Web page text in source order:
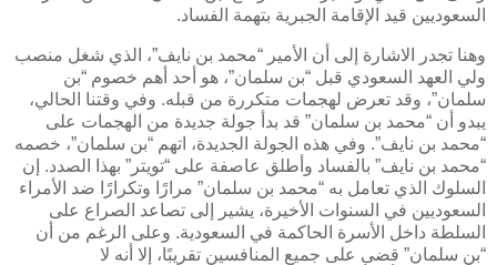
السعوديين قيد الإقامة الجبرية بتهمة الفساد.
وهنا تجدر الاشارة إلى أن الأمير “محمد بن نايف”، الذي شغل منصب
ولي العهد السعودي قبل “بن سلمان”، هو أحد أهم خصوم “بن
سلمان”، وقد تعرض لهجمات متكررة من قبله. وفي وقتنا الحالي،
يبدو أن “محمد بن سلمان” قد بدأ جولة جديدة من الهجمات على
“محمد بن نايف”. وفي هذه الجولة الجديدة، اتهم “بن سلمان”، خصمه
“محمد بن نايف” بالفساد وأطلق عاصفة على “تويتر” بهذا الصدد. إن
السلوك الذي تعامل به “محمد بن سلمان” مرارًا وتكرارًا ضد الأمراء
السعوديين في السنوات الأخيرة، يشير إلى تصاعد الصراع على
السلطة داخل الأسرة الحاكمة في السعودية. وعلى الرغم من أن
“بن سلمان” قضى على جميع المنافسين تقريبًا، إلا أنه لا